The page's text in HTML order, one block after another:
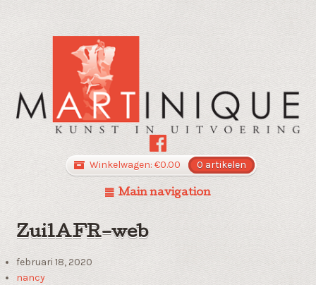
Winkelwagen: €0.00 0 artikelen
Main navigation
ZuilAFR–web
februari 18, 2020
nancy